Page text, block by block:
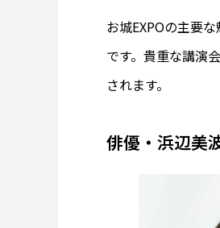
お城EXPOの主要
です。貴重な講演
されます。
俳優・浜辺美